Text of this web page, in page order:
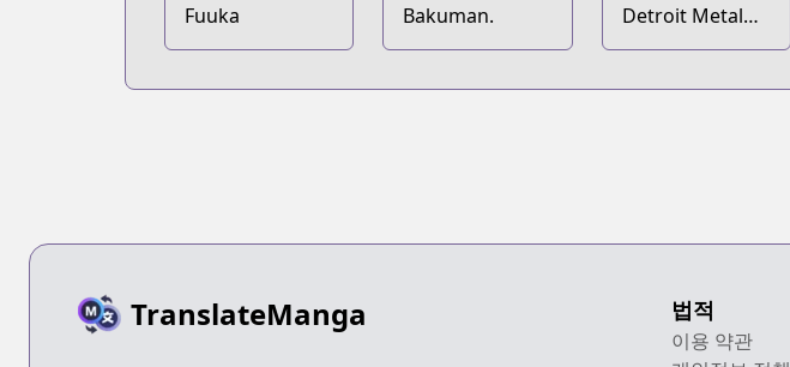
Fuuka Bakuman.
Detroit Metal
City
TranslateManga 법적
이용 약관